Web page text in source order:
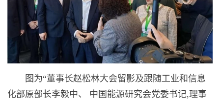
图为“董事长赵松林大会留影及跟随工业和信息
化部原部长李毅中、 中国能源研究会党委书记,理事